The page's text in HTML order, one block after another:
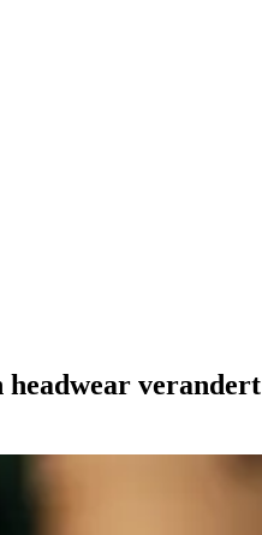
headwear verandert